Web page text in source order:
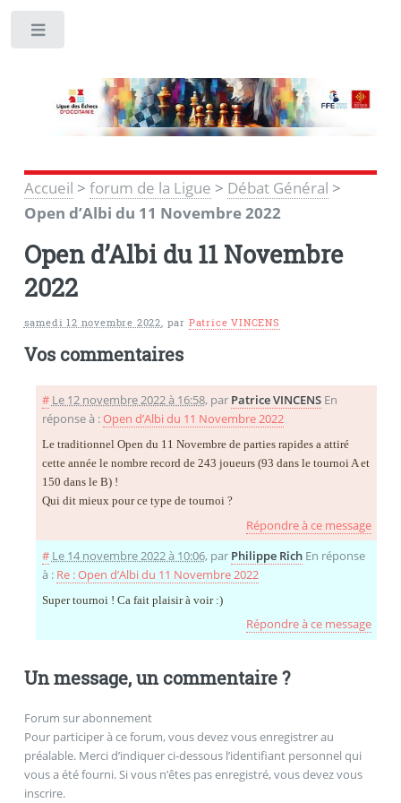
Accueil > forum de la Ligue > Débat Général >
Open d’Albi du 11 Novembre 2022
Open d’Albi du 11 Novembre
2022
samedi 12 novembre 2022, par Patrice VINCENS
Vos commentaires
# Le 12 novembre 2022 à 16:58, par Patrice VINCENS En
réponse à :Open d’Albi du 11 Novembre 2022
Le traditionnel Open du 11 Novembre de parties rapides a attiré
cette année le nombre record de 243 joueurs (93 dans le tournoi A et
150 dans le B) !
Qui dit mieux pour ce type de tournoi ?
Répondre à ce message
# Le 14 novembre 2022 à 10:06, par Philippe Rich En réponse
à : Re : Open d’Albi du 11 Novembre 2022
Super tournoi ! Ca fait plaisir à voir :)
Répondre à ce message
Un message, un commentaire ?
Forum sur abonnement
Pour participer à ce forum, vous devez vous enregistrer au
préalable. Merci d’indiquer ci-dessous l’identifiant personnel qui
vous a été fourni. Si vous n’êtes pas enregistré, vous devez vous
inscrire.